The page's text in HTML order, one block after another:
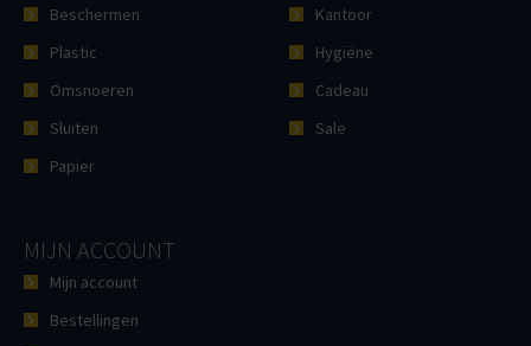
Beschermen
Plastic
Omsnoeren
Sluiten
Papier
Kantoor
Hygiëne
Cadeau
Sale
MIJN ACCOUNT
Mijn account
Bestellingen